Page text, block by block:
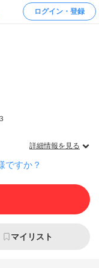
ログイン・登録
詳細情報を見る
ですか？
マイリスト